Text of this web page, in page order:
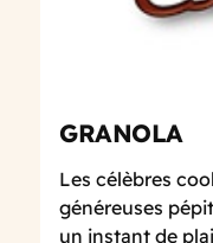
GRANOLA
Les célèbres
généreuses
un instant de